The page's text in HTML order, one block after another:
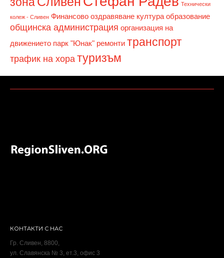
Технически
колеж - Сливен Финансово оздравяване култура образование
общинска администрация организация на
движението парк "Юнак" ремонти транспорт
трафик на хора туризъм
КОНТАКТИ С НАС
Гр. Сливен, 8800,
ул. Славянска № 3, ет.3, офис 3